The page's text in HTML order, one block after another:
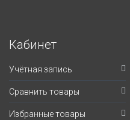
Кабинет
Учётная запись
Сравнить товары
Избранные товары